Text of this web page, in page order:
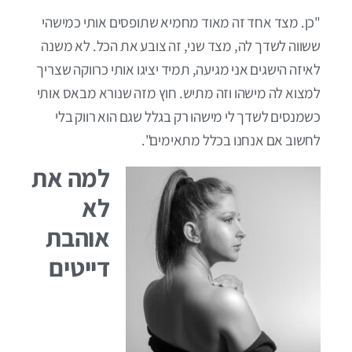
"כן. מצד אחד זה מאוד מחמיא שתופסים אותי כמישהי
ששווה לשדך לה, מצד שני, זה צובע את הכל. לא משנה
לאיזה הישגים אני מגיעה, תמיד יציגו אותי כרווקה שצריך
למצוא לה מישהו וזה מתיש. חוץ מזה שנורא מבאס אותי
כשמנסים לשדך לי מישהו רק בגלל שגם הוא רווק בלי
לחשוב אם אנחנו בכלל מתאימים".
למה את
לא
אוהבת
דייטים